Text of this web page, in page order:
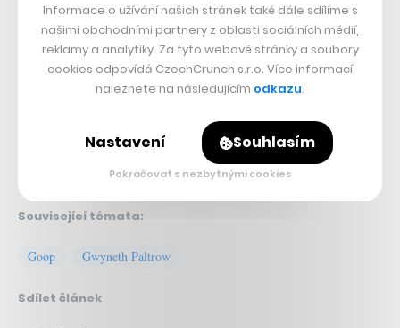
Nepřehlédněte:
Související témata:
Goop Gwyneth Paltrow
Sdílet článek
Informace o užívání našich stránek také dále sdílíme s
našimi obchodními partnery z oblasti sociálních médií,
reklamy a analytiky. Za tyto webové stránky a soubory
cookies odpovídá CzechCrunch s.r.o. Více informací
naleznete na následujícím odkazu.
Nastavení Souhlasím
Pokračovat s nezbytnými cookies